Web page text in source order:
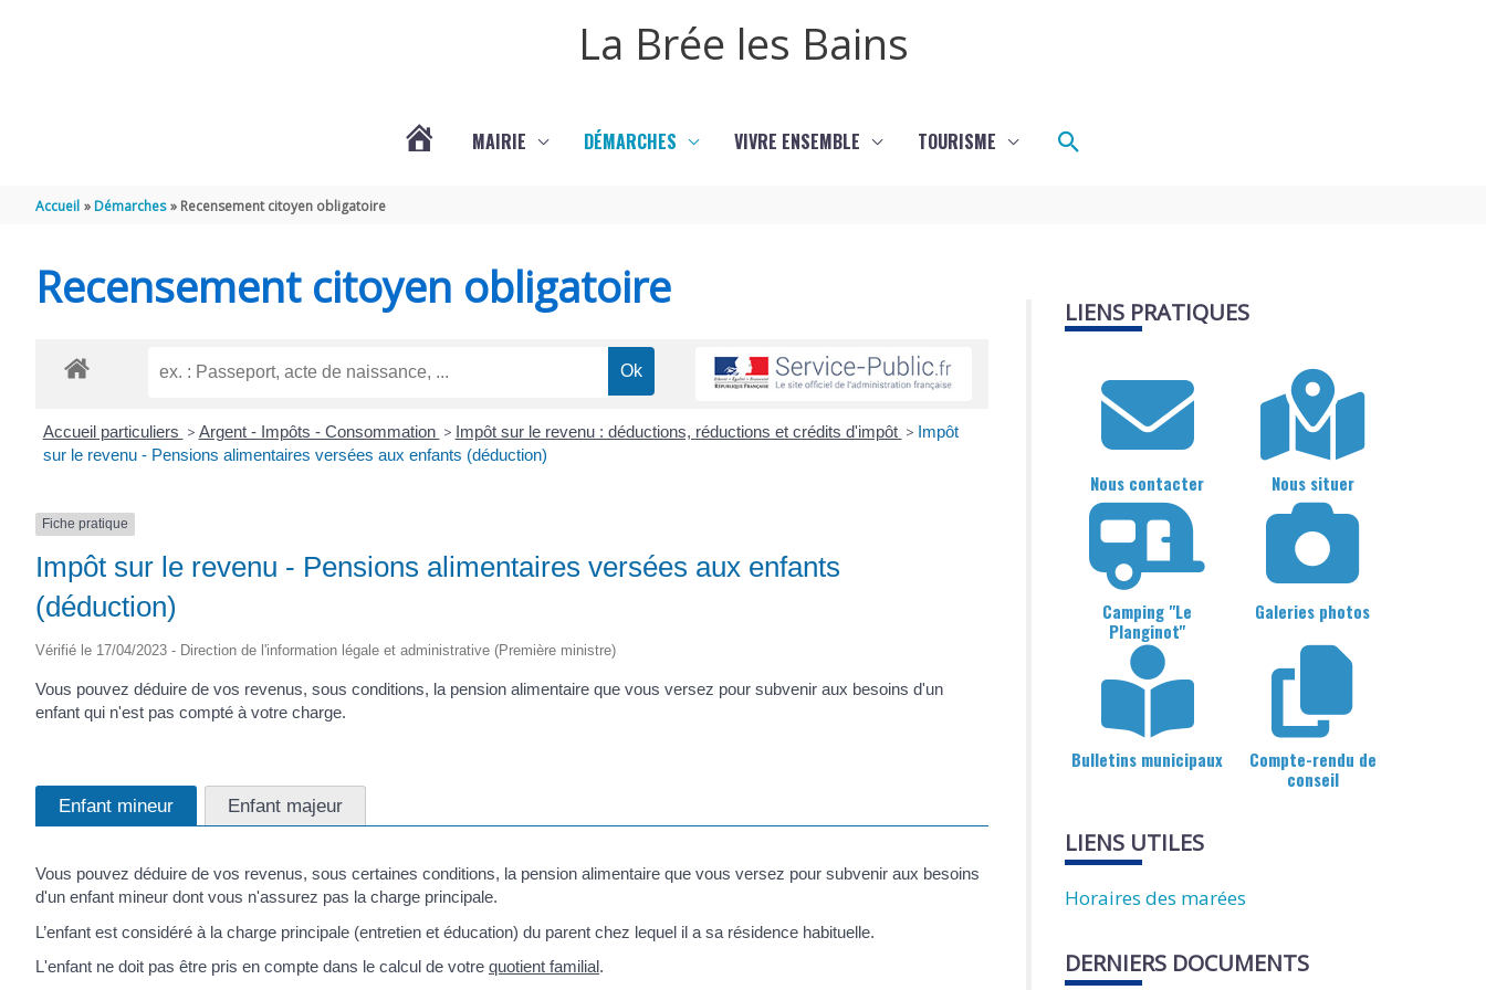
La Brée les Bains
TITRE)
MAIRIE DÉMARCHES VIVRE ENSEMBLE TOURISME Rechercher
Accueil Démarches Recensement citoyen obligatoire
Recensement citoyen obligatoire
Accueil particuliers > Argent - Impôts - Consommation > Impôt sur le revenu : déductions, réductions et crédits d'impôt > Impôt
sur le revenu - Pensions alimentaires versées aux enfants (déduction)
Fiche pratique
Impôt sur le revenu - Pensions alimentaires versées aux enfants
(déduction)
Vérifié le 17/04/2023 - Direction de l'information légale et administrative (Première ministre)
Vous pouvez déduire de vos revenus, sous conditions, la pension alimentaire que vous versez pour subvenir aux besoins d'un
enfant qui n'est pas compté à votre charge.
Enfant mineur Enfant majeur
Vous pouvez déduire de vos revenus, sous certaines conditions, la pension alimentaire que vous versez pour subvenir aux besoins
d'un enfant mineur dont vous n'assurez pas la charge principale.
L’enfant est considéré à la charge principale (entretien et éducation) du parent chez lequel il a sa résidence habituelle.
L'enfant ne doit pas être pris en compte dans le calcul de votre quotient familial.
LIENS PRATIQUES
Nous contacter Nous situer
Camping "Le
Planginot"
Galeries photos
Bulletins municipaux
Compte-rendu de
conseil
LIENS UTILES
Horaires des marées
DERNIERS DOCUMENTS